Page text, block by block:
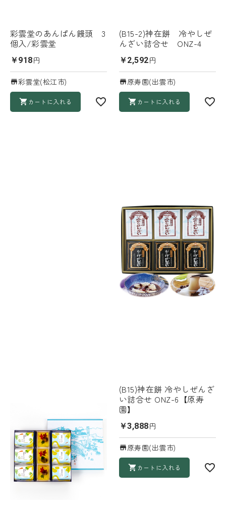
彩雲堂のあんぱん饅頭 3
個入/彩雲堂
￥918円
彩雲堂(松江市)
カートに入れる
(B15-2)神在餅 冷やしぜ
んざい詰合せ ONZ-4
￥2,592円
原寿園(出雲市)
カートに入れる
(B15)神在餅 冷やしぜんざ
い詰合せ ONZ-6【原寿
園】
￥3,888円
原寿園(出雲市)
カートに入れる